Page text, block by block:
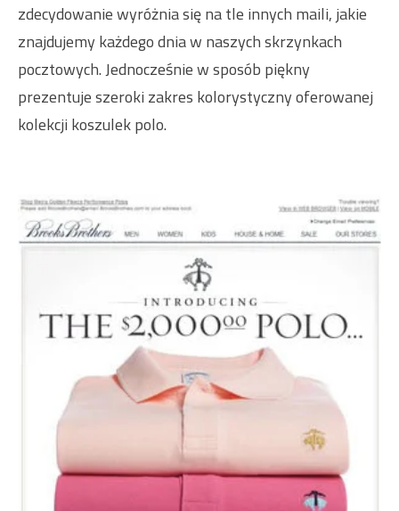
zdecydowanie wyróżnia się na tle innych maili, jakie
znajdujemy każdego dnia w naszych skrzynkach
pocztowych. Jednocześnie w sposób piękny
prezentuje szeroki zakres kolorystyczny oferowanej
kolekcji koszulek polo.